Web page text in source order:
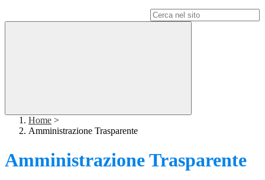
Home >
Amministrazione Trasparente
Amministrazione Trasparente